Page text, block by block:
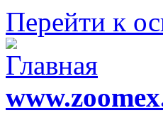
Перейти к